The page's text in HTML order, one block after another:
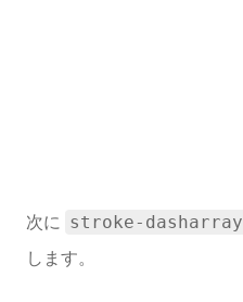
次に stroke-dasharray
します。